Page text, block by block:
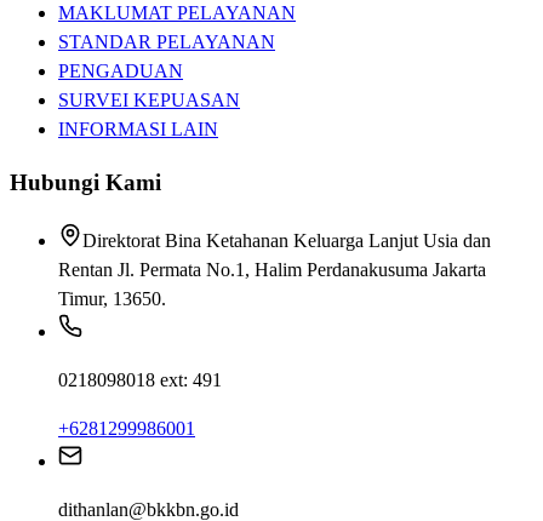
MAKLUMAT PELAYANAN
STANDAR PELAYANAN
PENGADUAN
SURVEI KEPUASAN
INFORMASI LAIN
Hubungi Kami
Direktorat Bina Ketahanan Keluarga Lanjut Usia dan
Rentan Jl. Permata No.1, Halim Perdanakusuma Jakarta
Timur, 13650.
0218098018 ext: 491
+6281299986001
dithanlan@bkkbn.go.id